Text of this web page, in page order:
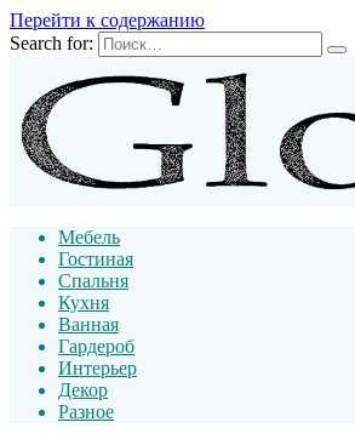
Перейти к содержанию
Search for:
Мебель
Гостиная
Спальня
Кухня
Ванная
Гардероб
Интерьер
Декор
Разное